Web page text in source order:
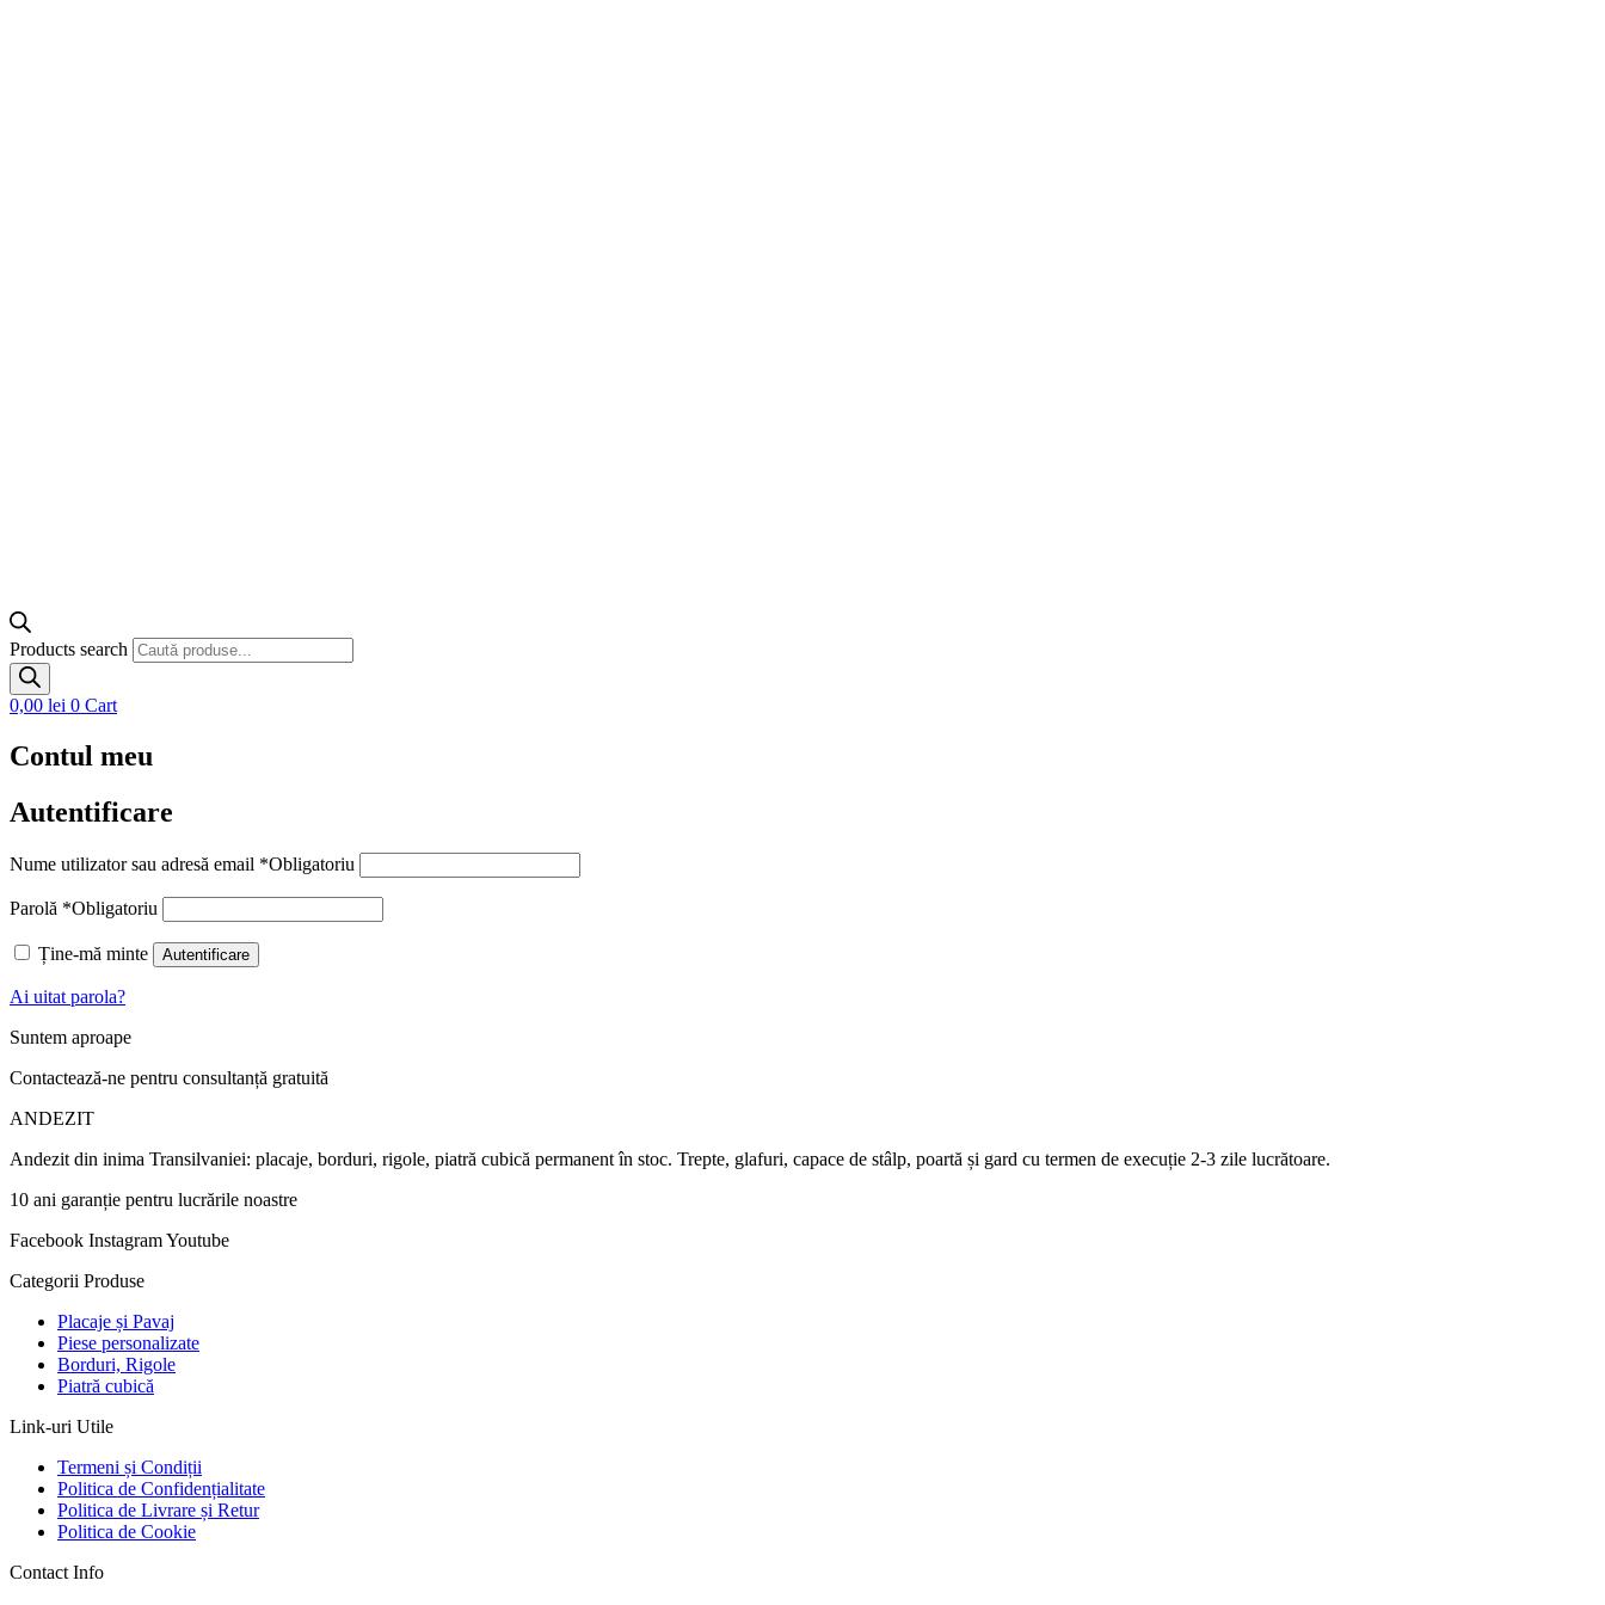
Products search
0,00 lei 0 Cart
Contul meu
Autentificare
Nume utilizator sau adresă email *Obligatoriu
Parolă *Obligatoriu
Ține-mă minte Autentificare
Ai uitat parola?
Suntem aproape
Contactează-ne pentru consultanță gratuită
ANDEZIT
Andezit din inima Transilvaniei: placaje, borduri, rigole, piatră cubică permanent în stoc. Trepte, glafuri, capace de stâlp, poartă și gard cu termen de execuție 2-3 zile lucrătoare.
10 ani garanție pentru lucrările noastre
Facebook InstagramYoutube
Categorii Produse
Placaje și Pavaj
Piese personalizate
Borduri, Rigole
Piatră cubică
Link-uri Utile
Termeni și Condiții
Politica de Confidențialitate
Politica de Livrare și Retur
Politica de Cookie
Contact Info